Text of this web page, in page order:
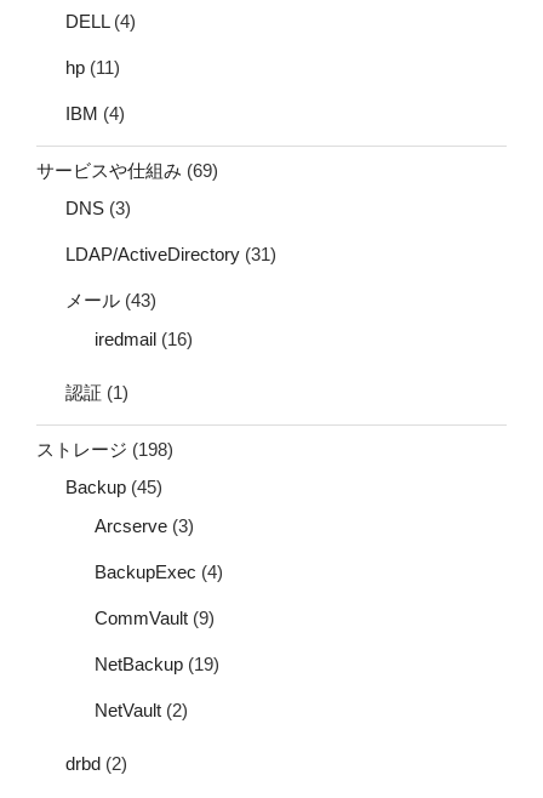
DELL(4)
hp (11)
IBM (4)
サービスや仕組み (69)
DNS (3)
LDAP/ActiveDirectory (31)
メール (43)
iredmail (16)
認証 (1)
ストレージ (198)
Backup (45)
Arcserve (3)
BackupExec (4)
CommVault (9)
NetBackup (19)
NetVault (2)
drbd (2)